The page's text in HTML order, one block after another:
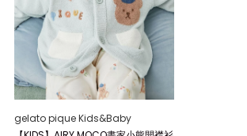
gelato pique Kids&Baby